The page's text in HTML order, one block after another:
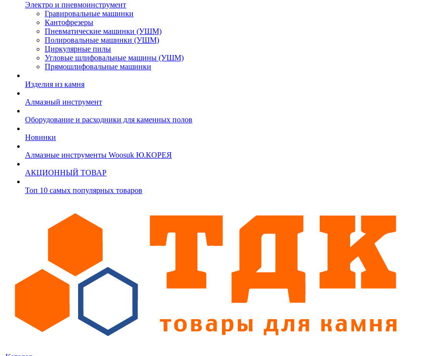
Электро и пневмоинструмент
Гравировальные машинки
Кантофрезеры
Пневматические машинки (УШМ)
Полировальные машинки (УШМ)
Циркулярные пилы
Угловые шлифовальные машины (УШМ)
Прямошлифовальные машинки
Изделия из камня
Алмазный инструмент
Оборудование и расходники для каменных полов
Новинки
Алмазные инструменты Woosuk Ю.КОРЕЯ
АКЦИОННЫЙ ТОВАР
Топ 10 самых популярных товаров